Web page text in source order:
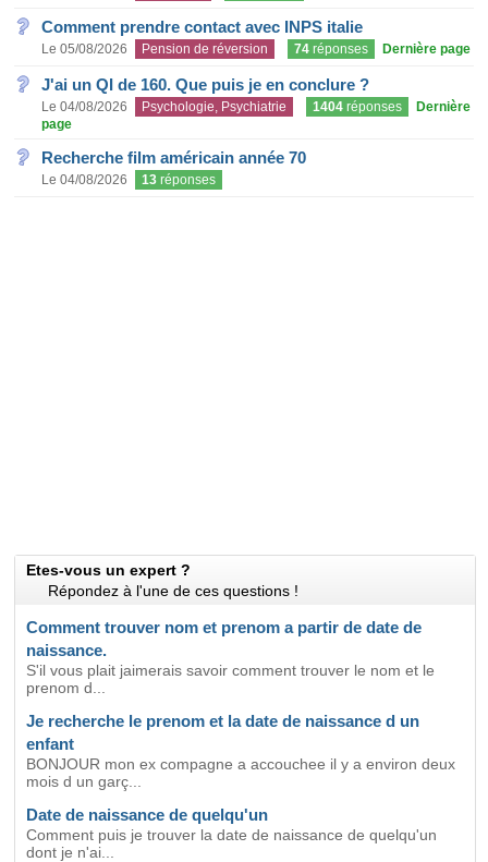
Comment prendre contact avec INPS italie
Le 05/08/2026 Pension de réversion 74 réponses Dernière page
J'ai un QI de 160. Que puis je en conclure ?
Le 04/08/2026 Psychologie, Psychiatrie 1404 réponses
Dernière
page
Recherche film américain année 70
Le 04/08/2026 13 réponses
Etes-vous un expert ?
Répondez à l'une de ces questions !
Comment trouver nom et prenom a partir de date de
naissance.
S'il vous plait jaimerais savoir comment trouver le nom et le
prenom d...
Je recherche le prenom et la date de naissance d un
enfant
BONJOUR mon ex compagne a accouchee il y a environ deux
mois d un garç...
Date de naissance de quelqu'un
Comment puis je trouver la date de naissance de quelqu'un
dont je n'ai...